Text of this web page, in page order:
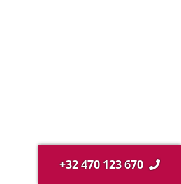
+32 470 123 670